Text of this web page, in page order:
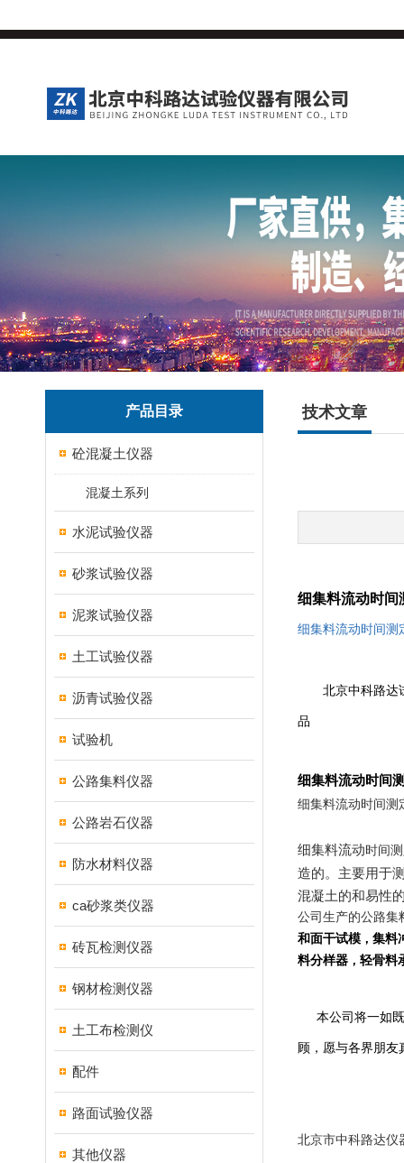
产品目录
砼混凝土仪器
混凝土系列
水泥试验仪器
砂浆试验仪器
泥浆试验仪器
土工试验仪器
沥青试验仪器
试验机
公路集料仪器
公路岩石仪器
防水材料仪器
ca砂浆类仪器
砖瓦检测仪器
钢材检测仪器
土工布检测仪
配件
路面试验仪器
其他仪器
技术文章
细集料流动时间
细集料流动时间测
北京中科路达
品
细集料流动时间
细集料流动时间测
细集料流动时间
造的。主要用于
混凝土的和易性
公司生产的公路集
和面干试模 ， 集料
料分样器 ， 轻骨料
本公司将一如
顾，愿与各界朋友
北京市中科路达仪